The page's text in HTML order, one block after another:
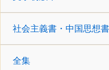
社会主義書・中国思想書
全集